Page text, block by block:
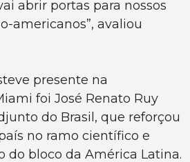
abrir portas para nossos
americanos”, avaliou
presente na
foi José Renato Ruy
do Brasil, que reforçou
no ramo científico e
do bloco da América Latina.